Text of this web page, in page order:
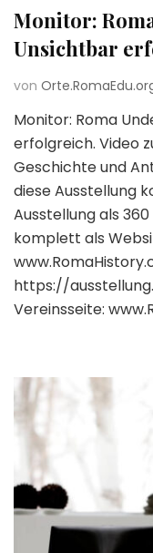
Monitor:
Unsichtbar
von
Monitor: Roma
erfolgreich. Video
Geschichte und
diese Ausstellung
Ausstellung als
komplett als
https://
Vereinsseite: